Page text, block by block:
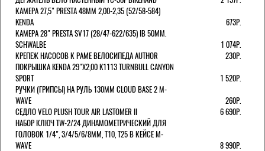
КАМЕРА 27,5" PRESTA 48ММ 2,00-2,35 (52/58-584)
KENDA
673Р.
КАМЕРА 28" PRESTA SV17 (28/47-622/635) IB 50MM.
SCHWALBE
1 074Р.
КРЕПЕЖ НАСОСОВ К РАМЕ ВЕЛОСИПЕДА AUTHOR
230Р.
ПОКРЫШКА KENDA 29"Х2,00 K1113 TURNBULL CANYON
SPORT
1 520Р.
РУЧКИ (ГРИПСЫ) НА РУЛЬ 130ММ CLOUD BASE 2 M-
WAVE
260Р.
СЕДЛО VELO PLUSH TOUR AIR LASTOMER II
6 690Р.
НАБОР КЛЮЧ TW-2/24 ДИНАМОМЕТРИЧЕСКИЙ ДЛЯ
ГОЛОВОК 1/4", 3/4/5/6/8ММ, T10, T25 В КЕЙСЕ M-
WAVE
8 990Р.